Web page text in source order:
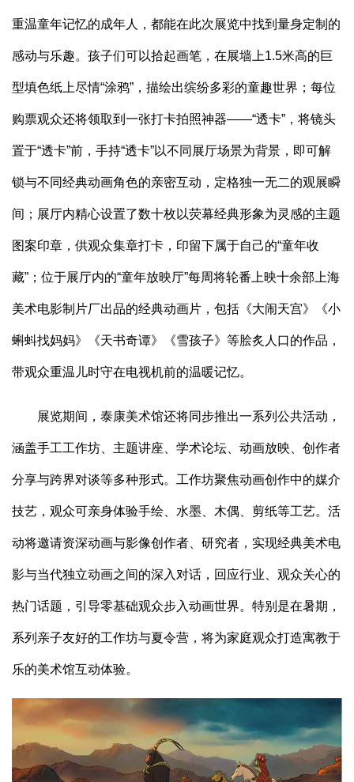
重温童年记忆的成年人，都能在此次展览中找到量身定制的
感动与乐趣。孩子们可以拾起画笔，在展墙上1.5米高的巨
型填色纸上尽情“涂鸦”，描绘出缤纷多彩的童趣世界；每位
购票观众还将领取到一张打卡拍照神器——“透卡”，将镜头
置于“透卡”前，手持“透卡”以不同展厅场景为背景，即可解
锁与不同经典动画角色的亲密互动，定格独一无二的观展瞬
间；展厅内精心设置了数十枚以荧幕经典形象为灵感的主题
图案印章，供观众集章打卡，印留下属于自己的“童年收
藏”；位于展厅内的“童年放映厅”每周将轮番上映十余部上海
美术电影制片厂出品的经典动画片，包括《大闹天宫》《小
蝌蚪找妈妈》《天书奇谭》《雪孩子》等脍炙人口的作品，
带观众重温儿时守在电视机前的温暖记忆。
展览期间，泰康美术馆还将同步推出一系列公共活动，
涵盖手工工作坊、主题讲座、学术论坛、动画放映、创作者
分享与跨界对谈等多种形式。工作坊聚焦动画创作中的媒介
技艺，观众可亲身体验手绘、水墨、木偶、剪纸等工艺。活
动将邀请资深动画与影像创作者、研究者，实现经典美术电
影与当代独立动画之间的深入对话，回应行业、观众关心的
热门话题，引导零基础观众步入动画世界。特别是在暑期，
系列亲子友好的工作坊与夏令营，将为家庭观众打造寓教于
乐的美术馆互动体验。